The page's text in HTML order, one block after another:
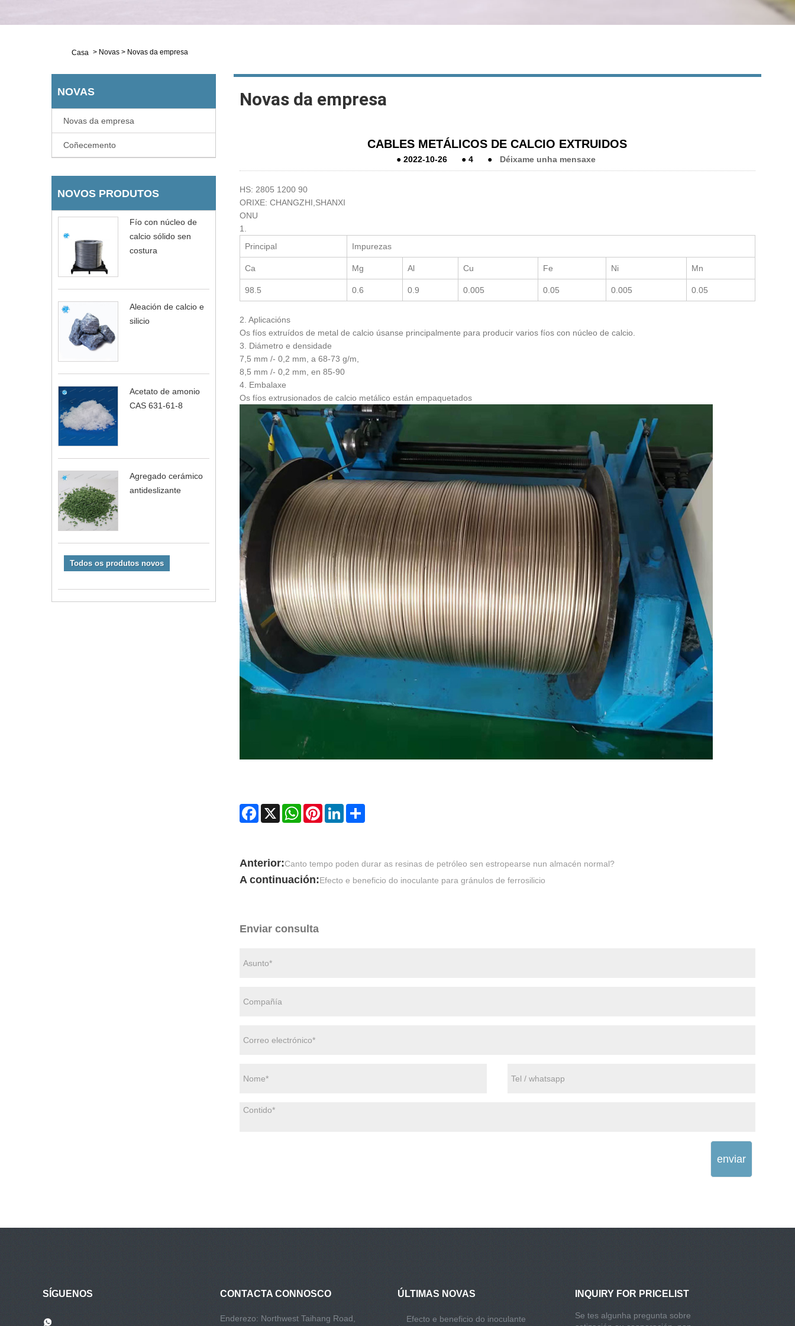
Casa > Novas > Novas da empresa
NOVAS
Novas da empresa
Coñecemento
NOVOS PRODUTOS
Fío con núcleo de
calcio sólido sen
costura
Aleación de calcio e
silicio
Acetato de amonio
CAS 631-61-8
Agregado cerámico
antideslizante
Todos os produtos novos
Novas da empresa
CABLES METÁLICOS DE CALCIO EXTRUIDOS
●2022-10-26 ●4 ● Déixame unha mensaxe
HS: 2805 1200 90
ORIXE: CHANGZHI,SHANXI
ONU
1.
Principal
Impurezas
Ca Mg Al Cu Fe Ni Mn
98.5 0.6 0.9 0.005 0.05 0.005 0.05
2. Aplicacións
Os fíos extruídos de metal de calcio úsanse principalmente para producir varios fíos con núcleo de calcio.
3. Diámetro e densidade
7,5 mm /- 0,2 mm, a 68-73 g/m,
8,5 mm /- 0,2 mm, en 85-90
4. Embalaxe
Os fíos extrusionados de calcio metálico están empaquetados
Facebook
X WhatsAppPinterestLinkedInShare
Anterior:Canto tempo poden durar as resinas de petróleo sen estropearse nun almacén normal?
A continuación:Efecto e beneficio do inoculante para gránulos de ferrosilicio
Enviar consulta
enviar
SÍGUENOS CONTACTA CONNOSCO
Enderezo: Northwest Taihang Road,
ÚLTIMAS NOVAS
Efecto e beneficio do inoculante
INQUIRY FOR PRICELIST
Se tes algunha pregunta sobre